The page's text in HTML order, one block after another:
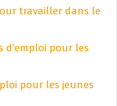
travailler dans le
d’emploi pour les
pour les jeunes